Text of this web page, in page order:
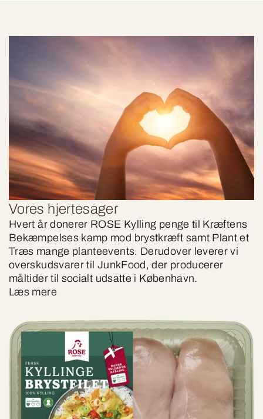
Vores hjertesager
Hvert år donerer ROSE Kylling penge til Kræftens
Bekæmpelses kamp mod brystkræft samt Plant et
Træs mange planteevents. Derudover leverer vi
overskudsvarer til JunkFood, der producerer
måltider til socialt udsatte i København.
Læs mere